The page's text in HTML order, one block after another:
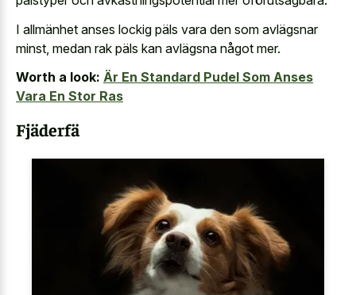
I allmänhet anses lockig päls vara den som avlägsnar
minst, medan rak päls kan avlägsna något mer.
Worth a look: Är En Standard Pudel Som Anses
Vara En Stor Ras
Fjäderfä